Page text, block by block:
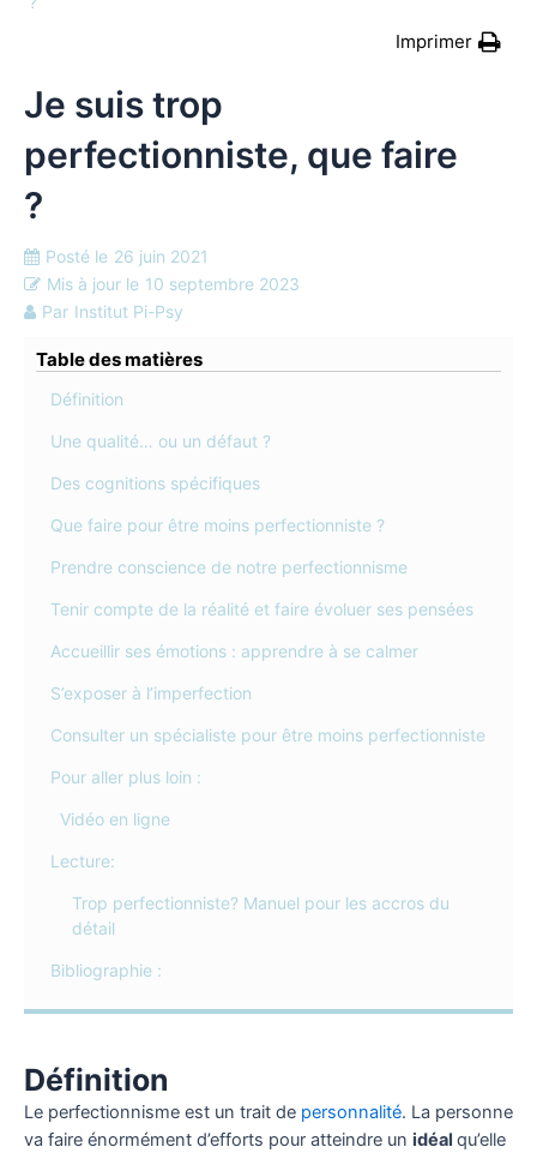
Imprimer
Je suis trop
perfectionniste, que faire
?
Posté le 26 juin 2021
Mis à jour le 10 septembre 2023
Par Institut Pi-Psy
Table des matières
Définition
Une qualité… ou un défaut ?
Des cognitions spécifiques
Que faire pour être moins perfectionniste ?
Prendre conscience de notre perfectionnisme
Tenir compte de la réalité et faire évoluer ses pensées
Accueillir ses émotions : apprendre à se calmer
S’exposer à l’imperfection
Consulter un spécialiste pour être moins perfectionniste
Pour aller plus loin :
Vidéo en ligne
Lecture:
Trop perfectionniste? Manuel pour les accros du
détail
Bibliographie :
Définition
Le perfectionnisme est un trait de personnalité. La personne
va faire énormément d’efforts pour atteindre un idéal qu’elle